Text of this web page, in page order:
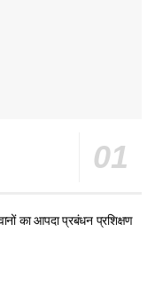
का आपदा प्रबंधन प्रशिक्षण